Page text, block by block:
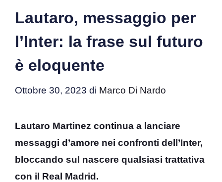
Lautaro, messaggio per
l’Inter: la frase sul futuro
è eloquente
Ottobre 30, 2023 di Marco Di Nardo
Lautaro Martinez continua a lanciare
messaggi d’amore nei confronti dell’Inter,
bloccando sul nascere qualsiasi trattativa
con il Real Madrid.